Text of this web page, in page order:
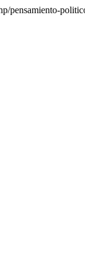
pensamiento-